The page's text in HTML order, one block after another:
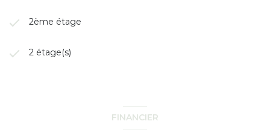
2ème étage
2 étage(s)
FINANCIER